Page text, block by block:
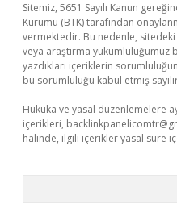
Sitemiz, 5651 Sayılı Kanun
Kurumu (BTK) tarafından
vermektedir. Bu nedenle,
veya araştırma yükümlülüğümüz
yazdıkları içeriklerin
bu sorumluluğu kabul etmiş
Hukuka ve yasal düzenlemelere
içerikleri,
halinde, ilgili içerikler yasal süre